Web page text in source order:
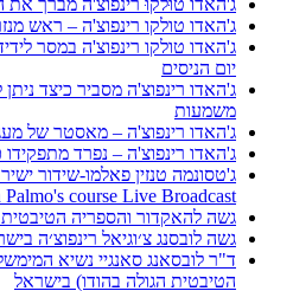
ג'האדו טולקו רינפוצ'ה – ראש
ג'האדו טולקו רינפוצ'ה במסר
יום הניסים
ג'האדו רינפוצ'ה מסביר כיצד ניתן
משמעות
ג'האדו רינפוצ'ה – מאסטר של
ג'האדו רינפוצ'ה – נפרד מתפקידו כראש
Palmo's course Live Broadcast
גשה להאקדור והספריה
גשה לובסנג צ׳וגיאל רינפוצ׳ה
ד"ר לובסאנג סאנגיי נשיא
הטיבטית הגולה בהודו) בישראל